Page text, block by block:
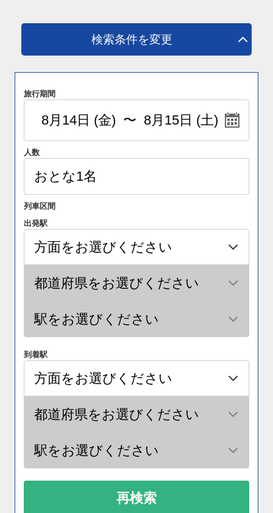
検索条件を変更
旅行期間
人数
列車区間
出発駅
到着駅
再検索